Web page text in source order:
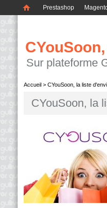
Prestashop
Sur plateforme
Accueil > CYouSoon, la liste
CYouSoon, la